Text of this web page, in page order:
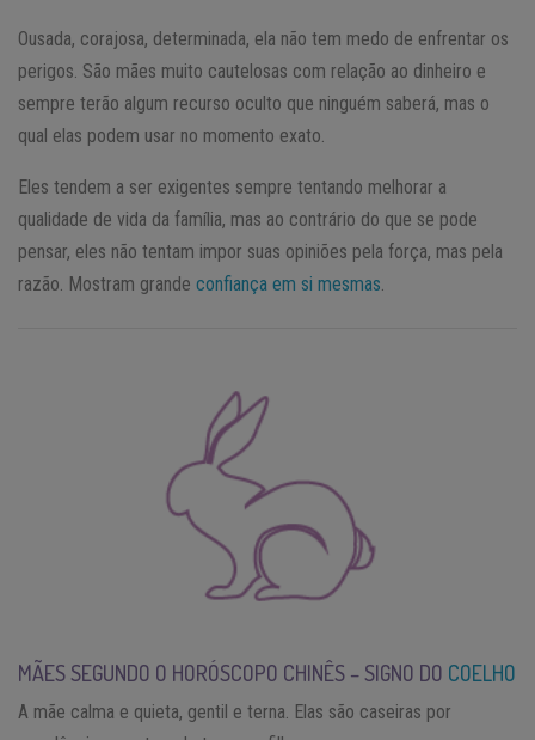
Ousada, corajosa, determinada, ela não tem medo de enfrentar os
perigos. São mães muito cautelosas com relação ao dinheiro e
sempre terão algum recurso oculto que ninguém saberá, mas o
qual elas podem usar no momento exato.
Eles tendem a ser exigentes sempre tentando melhorar a
qualidade de vida da família, mas ao contrário do que se pode
pensar, eles não tentam impor suas opiniões pela força, mas pela
razão. Mostram grande confiança em si mesmas
MÃES SEGUNDO O HORÓSCOPO CHINÊS – SIGNO DO COELHO
A mãe calma e quieta, gentil e terna. Elas são caseiras por